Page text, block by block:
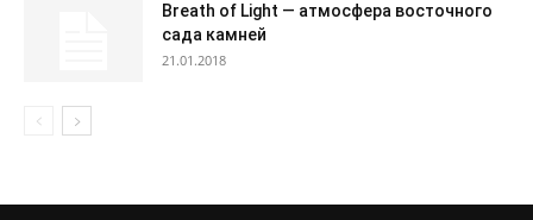
Breath of Light — атмосфера восточного
сада камней
21.01.2018